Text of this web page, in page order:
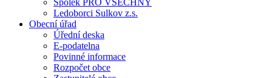
Spolek PRO VŠECHNY
Ledoborci Sulkov z.s.
Obecní úřad
Úřední deska
E-podatelna
Povinné informace
Rozpočet obce